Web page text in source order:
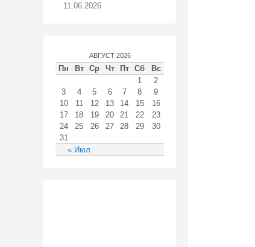
11.06.2026
АВГУСТ 2026
Пн Вт Ср Чт Пт Сб Вс
« Июл
1
2
3
4 5 6 7 8
9
10
11 12 13 14 15
16
17
18 19 20 21 22
23
24
25 26 27 28 29
30
31